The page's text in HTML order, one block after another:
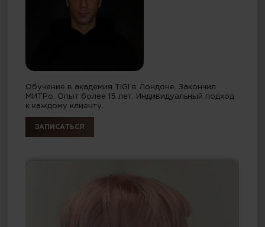
Обучение в академия TIGI в Лондоне. Закончил
МИТРо. Опыт более 15 лет. Индивидуальный подход
к каждому клиенту.
ЗАПИСАТЬСЯ